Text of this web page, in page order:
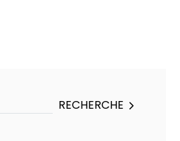
RECHERCHE